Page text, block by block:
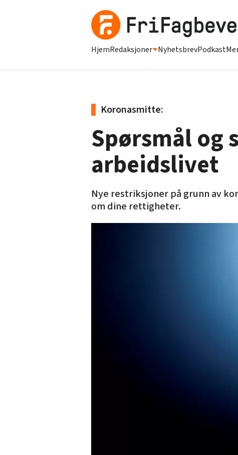
HjemRedaksjoner NyhetsbrevPodkast
Koronasmitte:
Spørsmål og
arbeidslivet
Nye restriksjoner på grunn av
om dine rettigheter.